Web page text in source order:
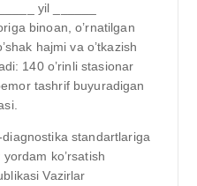
yil ______
binoan, o’rnatilgan
hajmi va o’tkazish
140 o’rinli stasionar
tashrif buyuradigan
standartlariga
ko’rsatish
Vazirlar